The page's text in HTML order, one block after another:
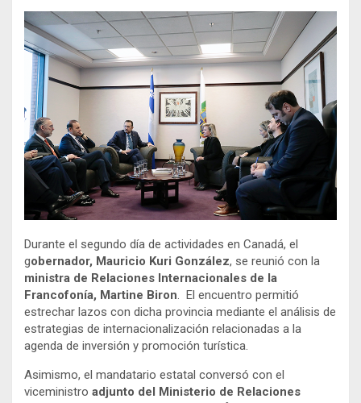
Durante el segundo día de actividades en Canadá, el
gobernador, Mauricio Kuri González, se reunió con la
ministra de Relaciones Internacionales de la
Francofonía, Martine Biron . El encuentro permitió
estrechar lazos con dicha provincia mediante el análisis de
estrategias de internacionalización relacionadas a la
agenda de inversión y promoción turística.
Asimismo, el mandatario estatal conversó con el
viceministro adjunto del Ministerio de Relaciones